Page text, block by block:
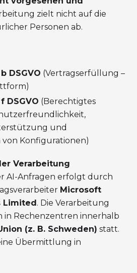
zielt nicht auf die
Personen ab.
DSGVO (Vertragserfüllung –
DSGVO (Berechtigtes
und
Konfigurationen)
Verarbeitung
AI-Anfragen erfolgt durch
Microsoft
Limited. Die Verarbeitung
in Rechenzentren innerhalb
(z. B. Schweden) statt.
Übermittlung in